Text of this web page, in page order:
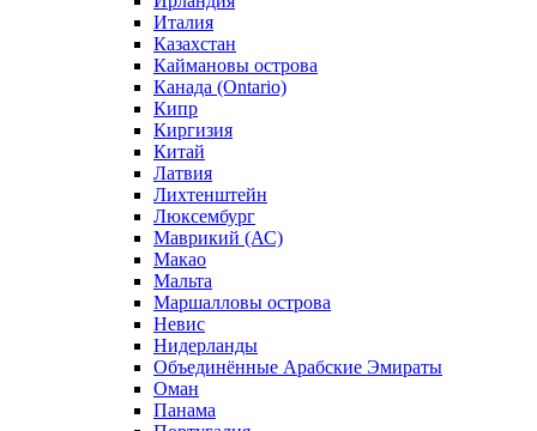
Италия
Казахстан
Каймановы острова
Канада (Ontario)
Кипр
Киргизия
Китай
Латвия
Лихтенштейн
Люксембург
Маврикий (АС)
Макао
Мальта
Маршалловы острова
Нeвис
Нидерланды
Объединённые Арабские Эмираты
Оман
Панама